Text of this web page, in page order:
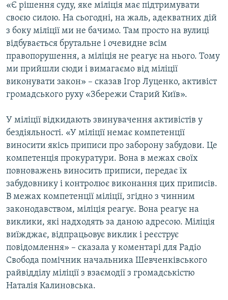
«Є рішення суду, яке міліція має підтримувати
своєю силою. На сьогодні, на жаль, адекватних дій
з боку міліції ми не бачимо. Там просто на вулиці
відбувається брутальне і очевидне всім
правопорушення, а міліція не реагує на нього. Тому
ми прийшли сюди і вимагаємо від міліції
виконувати закон» – сказав Ігор Луценко, активіст
громадського руху «Збережи Старий Київ».
У міліції відкидають звинувачення активістів у
бездіяльності. «У міліції немає компетенції
виносити якісь приписи про заборону забудови. Це
компетенція прокуратури. Вона в межах своїх
повноважень виносить приписи, передає їх
забудовнику і контролює виконання цих приписів.
В межах компетенції міліції, згідно з чинним
законодавством, міліція реагує. Вона реагує на
виклики, які надходять за даною адресою. Міліція
виїжджає, відпрацьовує виклик і реєструє
повідомлення» – сказала у коментарі для Радіо
Свобода помічник начальника Шевченківського
райвідділу міліції з взаємодії з громадськістю
Наталія Калиновська.